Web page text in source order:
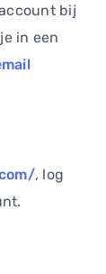
bij
in een
, log